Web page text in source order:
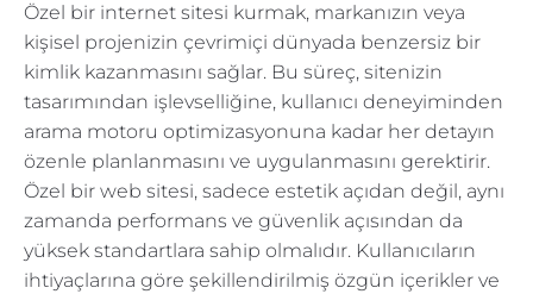
Özel bir internet sitesi kurmak, markanızın veya
kişisel projenizin çevrimiçi dünyada benzersiz bir
kimlik kazanmasını sağlar. Bu süreç, sitenizin
tasarımından işlevselliğine, kullanıcı deneyiminden
arama motoru optimizasyonuna kadar her detayın
özenle planlanmasını ve uygulanmasını gerektirir.
Özel bir web sitesi, sadece estetik açıdan değil, aynı
zamanda performans ve güvenlik açısından da
yüksek standartlara sahip olmalıdır. Kullanıcıların
ihtiyaçlarına göre şekillendirilmiş özgün içerikler ve